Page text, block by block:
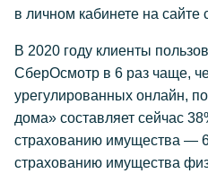
в личном кабинете на сайте
В 2020 году клиенты
СберОсмотр в 6 раз чаще,
урегулированных онлайн,
дома» составляет сейчас
страхованию имущества —
страхованию имущества